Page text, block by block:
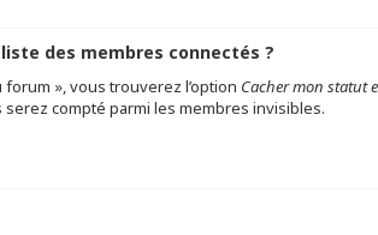
des membres connectés ?
», vous trouverez l’option Cacher mon statut
compté parmi les membres invisibles.